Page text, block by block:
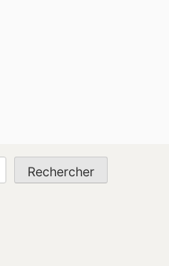
Rechercher